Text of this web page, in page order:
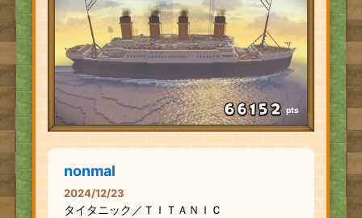
pts
nonmal
2024/12/23
タイタニック／ＴＩＴＡＮＩＣ